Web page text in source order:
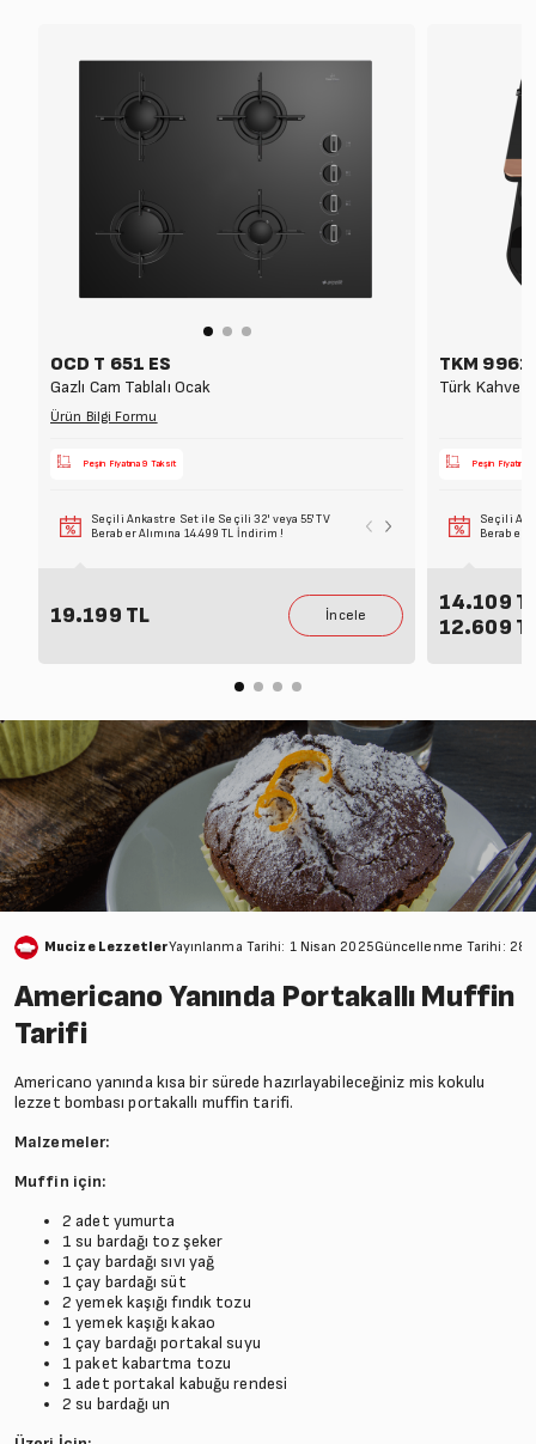
OCD T 651 ES
Gazlı Cam Tablalı Ocak
Ürün Bilgi Formu
Peşin Fiyatına 9 Taksit
Seçili Ankastre Set ile Seçili 32' veya 55' TV
Beraber Alımına 14.499 TL İndirim !
Seçili
Beraber
19.199 TL
TKM 9961
Türk Kahve
Peşin Fiyatına
Seçili
Beraber
14.109
12.609
Mucize LezzetlerYayınlanma Tarihi: 1 Nisan 2025Güncellenme Tarihi: 28
Americano Yanında Portakallı Muffin
Tarifi
Americano yanında kısa bir sürede hazırlayabileceğiniz mis kokulu
lezzet bombası portakallı muffin tarifi.
Malzemeler:
Muffin için:
2 adet yumurta
1 su bardağı toz şeker
1 çay bardağı sıvı yağ
1 çay bardağı süt
2 yemek kaşığı fındık tozu
1 yemek kaşığı kakao
1 çay bardağı portakal suyu
1 paket kabartma tozu
1 adet portakal kabuğu rendesi
2 su bardağı un